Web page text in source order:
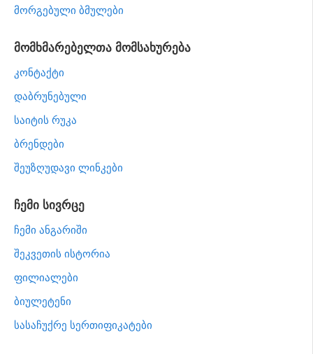
მორგებული ბმულები
მომხმარებელთა მომსახურება
კონტაქტი
დაბრუნებული
საიტის რუკა
ბრენდები
შეუზღუდავი ლინკები
ჩემი სივრცე
ჩემი ანგარიში
შეკვეთის ისტორია
ფილიალები
ბიულეტენი
სასაჩუქრე სერთიფიკატები